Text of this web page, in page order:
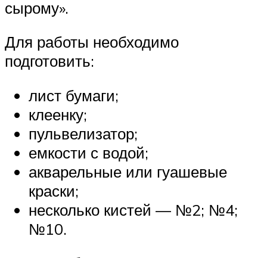
сырому».
Для работы необходимо
подготовить:
лист бумаги;
клеенку;
пульвелизатор;
емкости с водой;
акварельные или гуашевые
краски;
несколько кистей — №2; №4;
№10.